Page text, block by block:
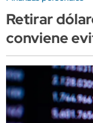
Retirar
conviene